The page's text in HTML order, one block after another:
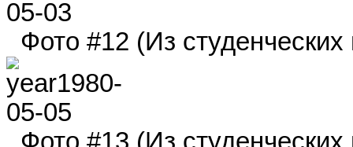
Фото #12 (Из студенческих